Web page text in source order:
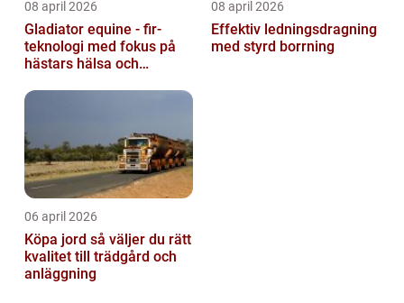
08 april 2026
Gladiator equine - fir-
teknologi med fokus på
hästars hälsa och
08 april 2026
Effektiv ledningsdragning
med styrd borrning
06 april 2026
Köpa jord så väljer du rätt
kvalitet till trädgård och
anläggning